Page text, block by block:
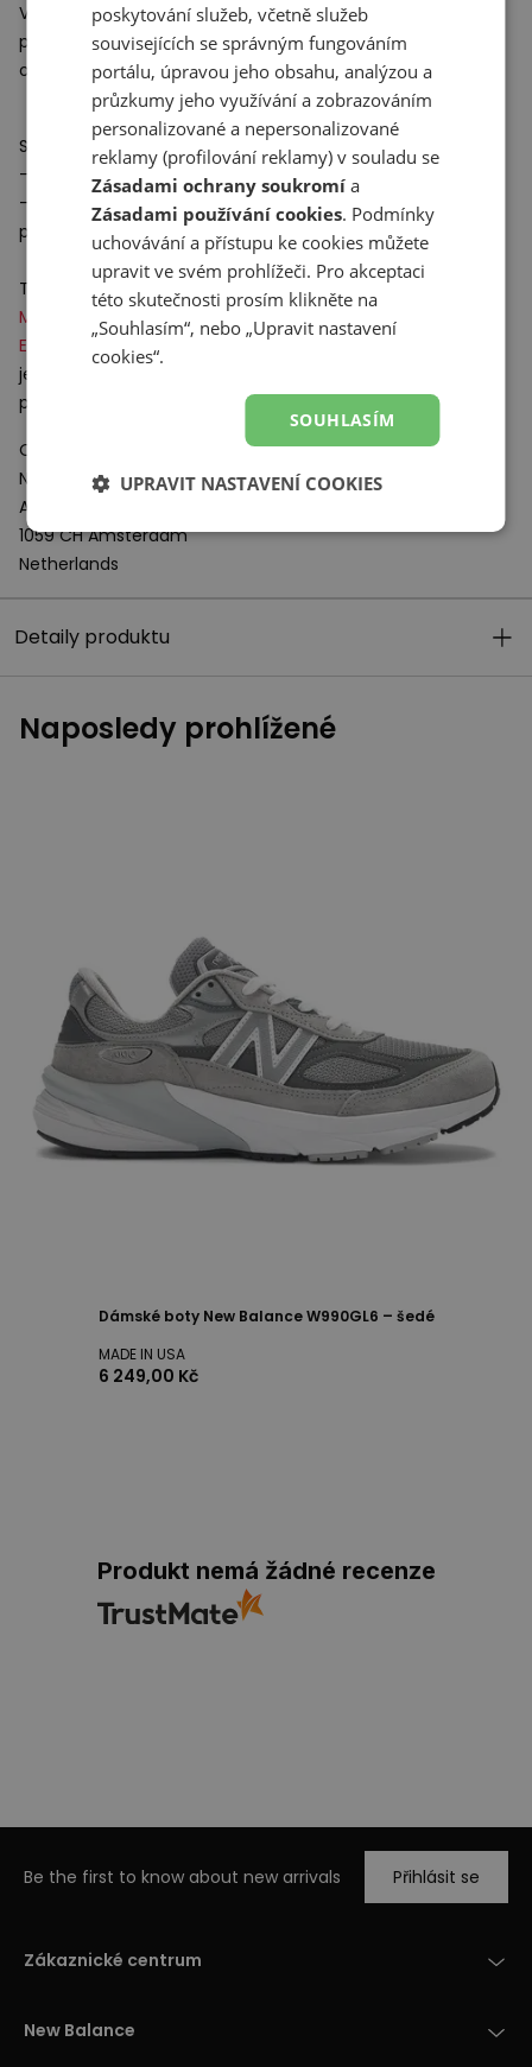
Vnitřní podrážkaENCAPzajišťuje dodatečné pohodlí díky
podpůrnému odpružení EVAa vyztužená vnější podrážka
odolává těžkým podmínkám v terénu.
Specifikace:
- Svršek z vepřové kůže a síťoviny
- Agresivní vnější podrážka s výpustky zajišťuje dokonalou
přilnavost v terénu
Technológie:
Made in
USA
– obuv vyrobená ve Spojených státech.
ENCAP
– technologie výroby vnitřní podrážky, která
je spojením odolného, stabilního okraje vyrobeného z
polyuretanu a měkké, pružné vrstvy pěny
Odpovědný subjekt:
New Balance Europe BV
A-Factorij, Pilotenstraat 35 – 45
1059 CH Amsterdam
Netherlands
Detaily produktu
Naposledy prohlížené
Dámské boty New Balance W990GL6 – šedé
MADE IN USA
6 249,00 Kč
Produkt nemá žádné recenze
Be the first to know about new arrivals Přihlásit se
Zákaznické centrum
New Balance
poskytování služeb, včetně služeb
souvisejících se správným fungováním
portálu, úpravou jeho obsahu, analýzou a
průzkumy jeho využívání a zobrazováním
personalizované a nepersonalizované
reklamy (profilování reklamy) v souladu se
Zásadami ochrany soukromí a
Zásadami používání cookies. Podmínky
uchovávání a přístupu ke cookies můžete
upravit ve svém prohlížeči. Pro akceptaci
této skutečnosti prosím klikněte na
„Souhlasím“, nebo „Upravit nastavení
cookies“.
SOUHLASÍM
UPRAVIT NASTAVENÍ COOKIES